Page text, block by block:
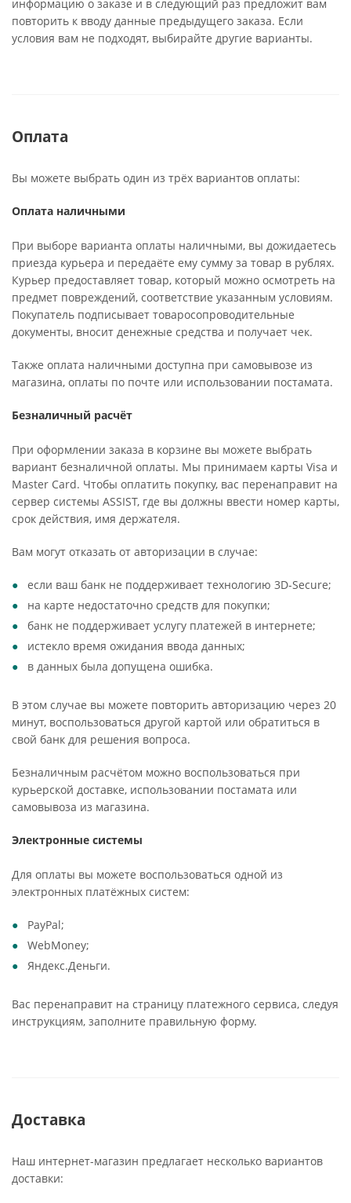
информацию о заказе и в следующий раз предложит вам
повторить к вводу данные предыдущего заказа. Если
условия вам не подходят, выбирайте другие варианты.
Оплата
Вы можете выбрать один из трёх вариантов оплаты:
Оплата наличными
При выборе варианта оплаты наличными, вы дожидаетесь
приезда курьера и передаёте ему сумму за товар в рублях.
Курьер предоставляет товар, который можно осмотреть на
предмет повреждений, соответствие указанным условиям.
Покупатель подписывает товаросопроводительные
документы, вносит денежные средства и получает чек.
Также оплата наличными доступна при самовывозе из
магазина, оплаты по почте или использовании постамата.
Безналичный расчёт
При оформлении заказа в корзине вы можете выбрать
вариант безналичной оплаты. Мы принимаем карты Visa и
Master Card. Чтобы оплатить покупку, вас перенаправит на
сервер системы ASSIST, где вы должны ввести номер карты,
срок действия, имя держателя.
Вам могут отказать от авторизации в случае:
если ваш банк не поддерживает технологию 3D-Secure;
на карте недостаточно средств для покупки;
банк не поддерживает услугу платежей в интернете;
истекло время ожидания ввода данных;
в данных была допущена ошибка.
В этом случае вы можете повторить авторизацию через 20
минут, воспользоваться другой картой или обратиться в
свой банк для решения вопроса.
Безналичным расчётом можно воспользоваться при
курьерской доставке, использовании постамата или
самовывоза из магазина.
Электронные системы
Для оплаты вы можете воспользоваться одной из
электронных платёжных систем:
PayPal;
WebMoney;
Яндекс.Деньги.
Вас перенаправит на страницу платежного сервиса, следуя
инструкциям, заполните правильную форму.
Доставка
Наш интернет-магазин предлагает несколько вариантов
доставки: